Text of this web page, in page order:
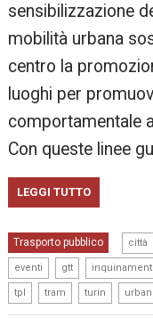
sensibilizzazione
mobilità urbana
centro la
luoghi per
comportamentale
Con queste linee
LEGGI TUTTO
Trasporto pubblico città
eventi gtt
tpl tram turin